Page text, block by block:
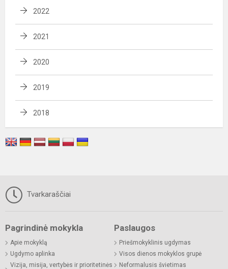
2022
2021
2020
2019
2018
Tvarkaraščiai
Pagrindinė mokykla
Apie mokyklą
Ugdymo aplinka
Vizija, misija, vertybės ir prioritetinės
Paslaugos
Priešmokyklinis ugdymas
Visos dienos mokyklos grupė
Neformalusis švietimas